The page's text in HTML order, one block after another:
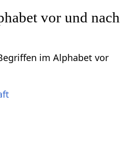
vor und nach
im Alphabet vor